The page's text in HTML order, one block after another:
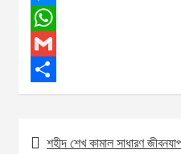
a
c
e
b
o
M
e
s
s
n
W
h
a
s
G
m
i
S
a
P শহীদ শেখ কামাল সাধারণ